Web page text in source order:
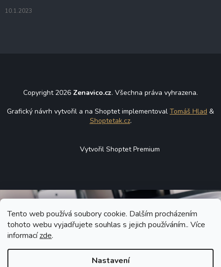
Tento web používá soubory cookie. Dalším procházením
tohoto webu vyjadřujete souhlas s jejich používáním.. Více
informacízde.
Nastavení
10.1.2023
Copyright 2026 Zenavico.cz. Všechna práva vyhrazena.
Grafický návrh vytvořil a na Shoptet implementoval Tomáš Hlad &
Shoptetak.cz.
Vytvořil Shoptet Premium